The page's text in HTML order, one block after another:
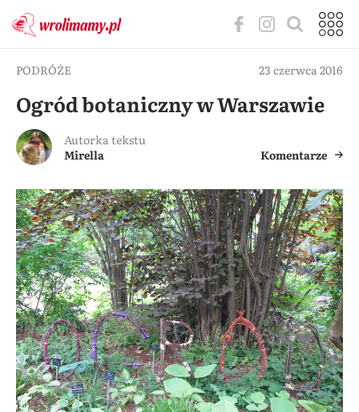
PODRÓŻE 23 czerwca 2016
Ogród botaniczny w Warszawie
Autorka tekstu
Mirella
Komentarze